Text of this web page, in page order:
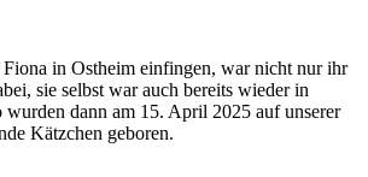
in Ostheim einfingen, war nicht nur ihr
sie selbst war auch bereits wieder in
wurden dann am 15. April 2025 auf unserer
Kätzchen geboren.